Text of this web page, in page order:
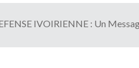
IVOIRIENNE : Un